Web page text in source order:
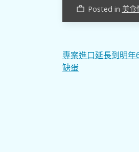
work_outline Posted in 美食
文
章
專案進口延長到明
缺蛋